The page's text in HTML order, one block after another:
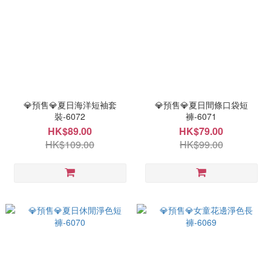
💎預售💎夏日海洋短袖套
裝-6072
HK$89.00
HK$109.00
💎預售💎夏日間條口袋短
褲-6071
HK$79.00
HK$99.00